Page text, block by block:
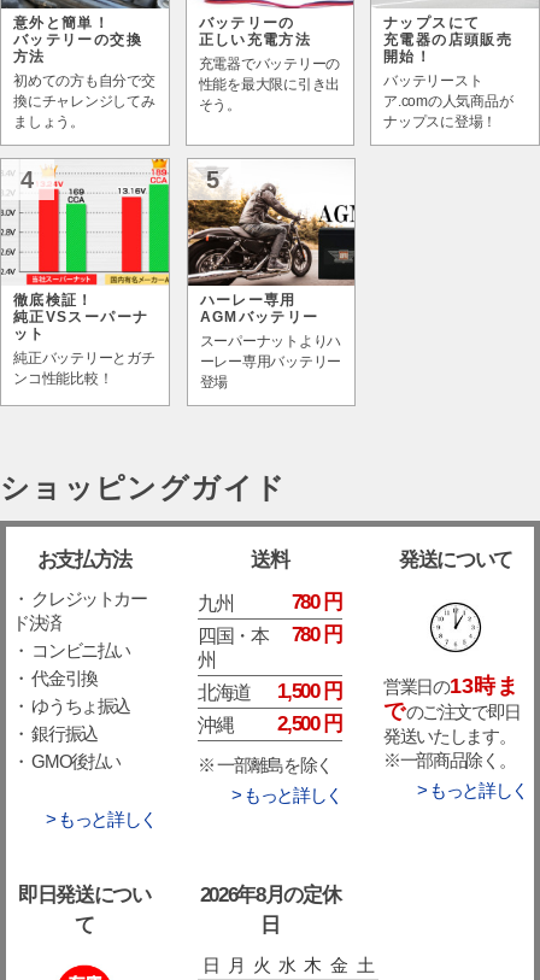
意外と簡単！
バッテリーの交換
方法
初めての方も自分で交
換にチャレンジしてみ
ましょう。
バッテリーの
正しい充電方法
充電器でバッテリーの
性能を最大限に引き出
そう。
ナップスにて
充電器の店頭販売
開始！
バッテリースト
ア.comの人気商品が
ナップスに登場！
4
徹底検証！
純正VSスーパーナ
ット
純正バッテリーとガチ
ンコ性能比較！
5
ハーレー専用
AGMバッテリー
スーパーナットよりハ
ーレー専用バッテリー
登場
ショッピングガイド
お支払方法
・ クレジットカー
ド決済
・ コンビニ払い
・ 代金引換
・ ゆうちょ振込
・ 銀行振込
・ GMO後払い
> もっと詳しく
送料
九州 780 円
四国・本
州
780 円
北海道 1,500 円
沖縄 2,500 円
※ 一部離島を除く
> もっと詳しく
発送について
営業日の13時ま
でのご注文で即日
発送いたします。
※一部商品除く。
> もっと詳しく
即日発送につい
て
2026年8月の定休
日
日 月 火 水 木 金 土